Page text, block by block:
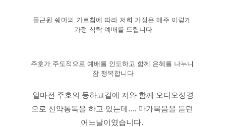
물근원 쉐마의 가르침에 따라 저희 가정은 매주 이렇게
가정 식탁 예배를 드립니다
주호가 주도적으로 예배를 인도하고 함께 은혜를 나누니
참 행복합니다
얼마전 주호의 등하교길에 저와 함께 오디오성경
으로 신약통독을 하고 있는데.... 마가복음을 듣던
어느날이였습니다.